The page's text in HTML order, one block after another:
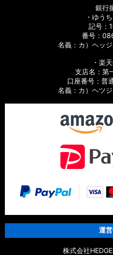
銀行
・ゆう
記号：
番号：
名義：カ）ヘッ
・楽
支店名：第
口座番号：
名義：カ）ヘツ
運営
株式会社